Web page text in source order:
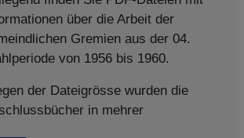
über die Arbeit der
Gremien aus der 04.
von 1956 bis 1960.
der Dateigrösse wurden die
in mehrer